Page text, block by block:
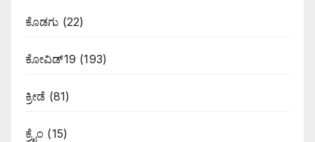
ಕೊಡಗು (22)
ಕೋವಿಡ್19 (193)
ಕ್ರೀಡೆ (81)
ಕ್ರೈಂ (15)